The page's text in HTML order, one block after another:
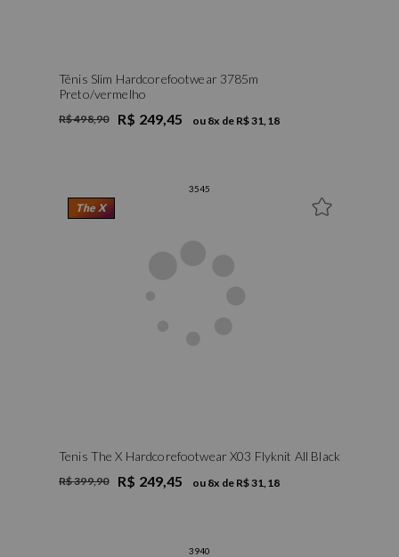
Tênis Slim Hardcorefootwear 3785m
Preto/vermelho
R$ 498,90 R$ 249,45 ou 8x de R$ 31,18
The X
3545
Tenis The X Hardcorefootwear X03 Flyknit All Black
R$ 399,90 R$ 249,45 ou 8x de R$ 31,18
3940